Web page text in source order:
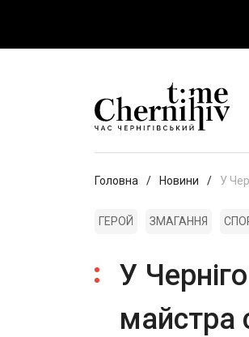
Головна Новини У
ГЕРОЙ ЗМАГАННЯ
У
майстра